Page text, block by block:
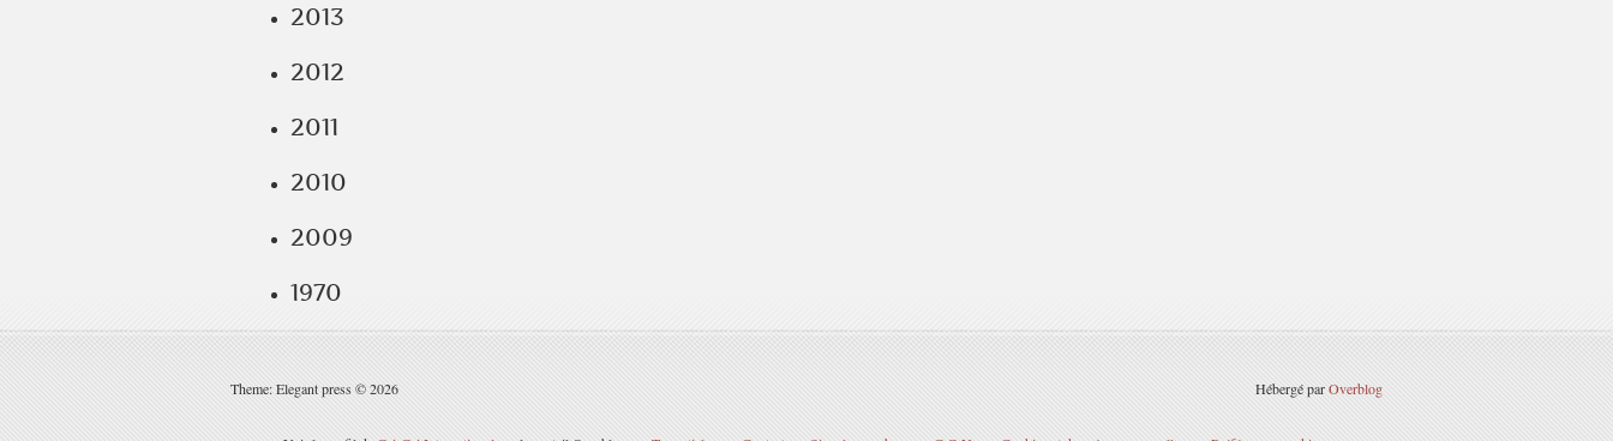
2013
2012
2011
2010
2009
1970
Theme: Elegant press © 2026 Hébergé parOverblog